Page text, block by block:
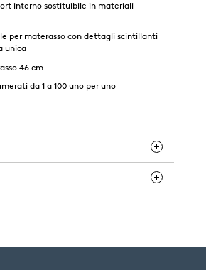
interno sostituibile in materiali
per materasso con dettagli scintillanti
unica
46 cm
da 1 a 100 uno per uno